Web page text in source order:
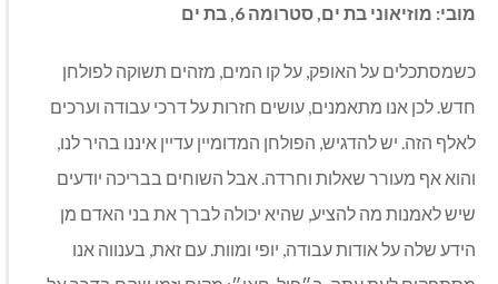
מובי: מוזיאוני בת ים, סטרומה 6, בת ים
כשמסתכלים על האופק, על קו המים, מזהים תשוקה לפולחן
חדש. לכן אנו מתאמנים, עושים חזרות על דרכי עבודה וערכים
לאלף הזה. יש להדגיש, הפולחן המדומיין עדיין איננו בהיר לנו,
והוא אף מעורר שאלות וחרדה. אבל השוחים בבריכה יודעים
שיש לאמנות מה להציע, שהיא יכולה לברך את בני האדם מן
הידע שלה על אודות עבודה, יופי ומוות. עם זאת, בענווה אנו